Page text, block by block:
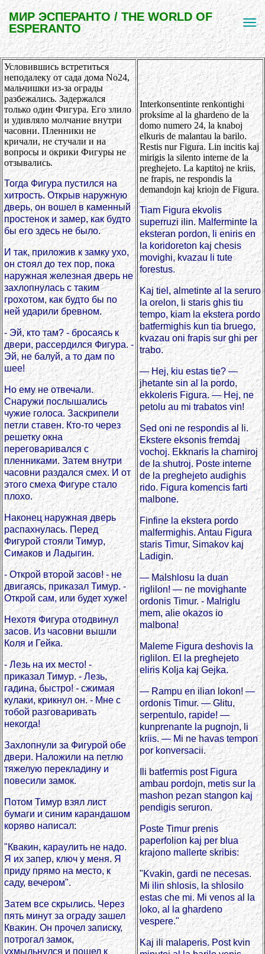
МИР ЭСПЕРАНТО / THE WORLD OF
ESPERANTO
Условившись встретиться
неподалеку от сада дома No24,
мальчишки из-за ограды
разбежались. Задержался
только один Фигура. Его злило
и удивляло молчание внутри
часовни. Пленники не
кричали, не стучали и на
вопросы и окрики Фигуры не
отзывались.
Тогда Фигура пустился на
хитрость. Открыв наружную
дверь, он вошел в каменный
простенок и замер, как будто
бы его здесь не было.
И так, приложив к замку ухо,
он стоял до тех пор, пока
наружная железная дверь не
захлопнулась с таким
грохотом, как будто бы по
ней ударили бревном.
- Эй, кто там? - бросаясь к
двери, рассердился Фигура. -
Эй, не балуй, а то дам по
шее!
Но ему не отвечали.
Снаружи послышались
чужие голоса. Заскрипели
петли ставен. Кто-то через
решетку окна
переговаривался с
пленниками. Затем внутри
часовни раздался смех. И от
этого смеха Фигуре стало
плохо.
Наконец наружная дверь
распахнулась. Перед
Фигурой стояли Тимур,
Симаков и Ладыгин.
- Открой второй засов! - не
двигаясь, приказал Тимур. -
Открой сам, или будет хуже!
Нехотя Фигура отодвинул
засов. Из часовни вышли
Коля и Гейка.
- Лезь на их место! -
приказал Тимур. - Лезь,
гадина, быстро! - сжимая
кулаки, крикнул он. - Мне с
тобой разговаривать
некогда!
Захлопнули за Фигурой обе
двери. Наложили на петлю
тяжелую перекладину и
повесили замок.
Потом Тимур взял лист
бумаги и синим карандашом
коряво написал:
"Квакин, караулить не надо.
Я их запер, ключ у меня. Я
приду прямо на место, к
саду, вечером".
Затем все скрылись. Через
пять минут за ограду зашел
Квакин. Он прочел записку,
потрогал замок,
ухмыльнулся и пошел к
Interkonsentinte renkontighi
proksime al la ghardeno de la
domo numero 24, la knaboj
elkuris de malantau la barilo.
Restis nur Figura. Lin incitis kaj
mirigis la silento interne de la
preghejeto. La kaptitoj ne kriis,
ne frapis, ne respondis la
demandojn kaj kriojn de Figura.
Tiam Figura ekvolis
superruzi ilin. Malferminte la
eksteran pordon, li eniris en
la koridoreton kaj chesis
movighi, kvazau li tute
forestus.
Kaj tiel, almetinte al la seruro
la orelon, li staris ghis tiu
tempo, kiam la ekstera pordo
batfermighis kun tia bruego,
kvazau oni frapis sur ghi per
trabo.
— Hej, kiu estas tie? —
jhetante sin al la pordo,
ekkoleris Figura. — Hej, ne
petolu au mi trabatos vin!
Sed oni ne respondis al li.
Ekstere eksonis fremdaj
vochoj. Ekknaris la charniroj
de la shutroj. Poste interne
de la preghejeto audighis
rido. Figura komencis farti
malbone.
Finfine la ekstera pordo
malfermighis. Antau Figura
staris Timur, Simakov kaj
Ladigin.
— Malshlosu la duan
riglilon! — ne movighante
ordonis Timur. - Malriglu
mem, alie okazos io
malbona!
Maleme Figura deshovis la
riglilon. El la preghejeto
eliris Kolja kaj Gejka.
— Rampu en ilian lokon! —
ordonis Timur. — Glitu,
serpentulo, rapide! —
kunprenante la pugnojn, li
kriis. — Mi ne havas tempon
por konversacii.
Ili batfermis post Figura
ambau pordojn, metis sur la
mashon pezan stangon kaj
pendigis seruron.
Poste Timur prenis
paperfolion kaj per blua
krajono mallerte skribis:
"Kvakin, gardi ne necesas.
Mi ilin shlosis, la shlosilo
estas che mi. Mi venos al la
loko, al la ghardeno
vespere."
Kaj ili malaperis. Post kvin